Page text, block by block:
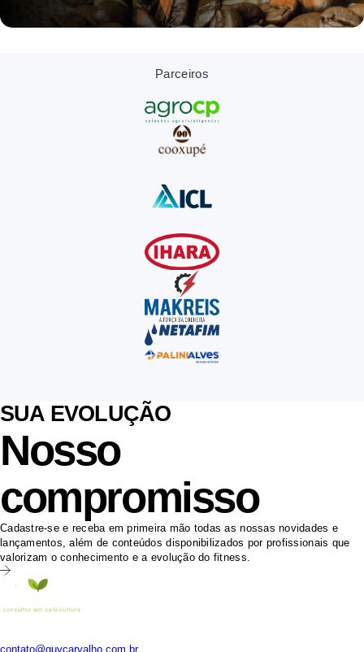
Parceiros
SUA EVOLUÇÃO
Nosso
compromisso
Cadastre-se e receba em primeira mão todas as nossas novidades e
lançamentos, além de conteúdos disponibilizados por profissionais que
valorizam o conhecimento e a evolução do fitness.
contato@guycarvalho.com.br